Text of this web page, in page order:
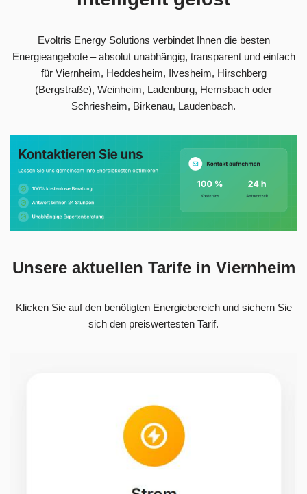
Evoltris Energy Solutions verbindet Ihnen die besten
Energieangebote – absolut unabhängig, transparent und einfach
für Viernheim, Heddesheim, Ilvesheim, Hirschberg
(Bergstraße), Weinheim, Ladenburg, Hemsbach oder
Schriesheim, Birkenau, Laudenbach.
Unsere aktuellen Tarife in Viernheim
Klicken Sie auf den benötigten Energiebereich und sichern Sie
sich den preiswertesten Tarif.